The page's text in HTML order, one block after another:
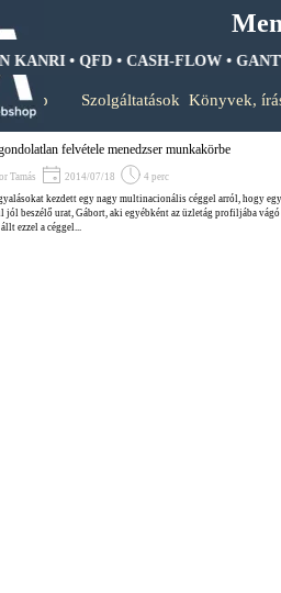
• QFD • CASH-FLOW • GANTT
Szolgáltatások Könyvek,
felvétele menedzser munkakörbe
Tamás 2014/07/18
4 perc
kezdett egy nagy multinacionális céggel arról, hogy
jól beszélő urat, Gábort, aki egyébként az üzletág profiljába
ezzel a céggel...